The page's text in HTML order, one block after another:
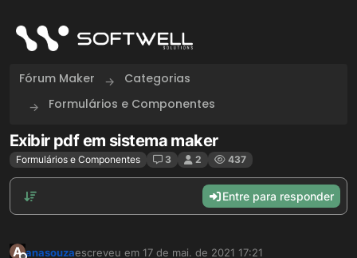
Fórum Maker
Categorias
Formulários e Componentes
Exibir pdf em sistema maker
Formulários e Componentes 3 2 437
Entre para responder
A anasouzaescreveu em 17 de mai. de 2021 17:21